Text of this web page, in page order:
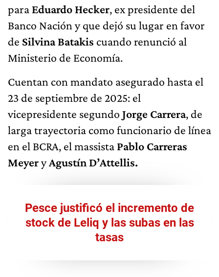
para Eduardo Hecker, ex presidente del
Banco Nación y que dejó su lugar en favor
de Silvina Batakis cuando renunció al
Ministerio de Economía.
Cuentan con mandato asegurado hasta el
23 de septiembre de 2025: el
vicepresidente segundo Jorge Carrera, de
larga trayectoria como funcionario de línea
en el BCRA, el massista Pablo Carreras
MeyeryAgustín D’Attellis.
Pesce justificó el incremento de
stock de Leliq y las subas en las
tasas